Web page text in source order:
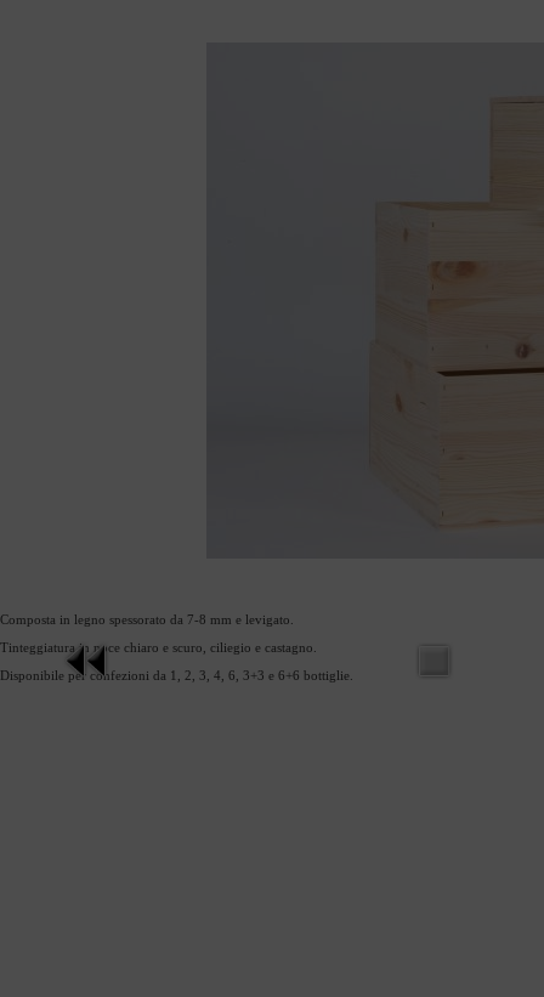
Composta in legno spessorato da 7-8 mm e levigato.
Tinteggiatura in noce chiaro e scuro, ciliegio e castagno.
Disponibile per confezioni da 1, 2, 3, 4, 6, 3+3 e 6+6 bottiglie.